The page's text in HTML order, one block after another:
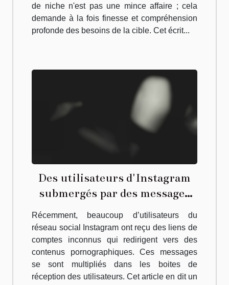
de niche n'est pas une mince affaire ; cela
demande à la fois finesse et compréhension
profonde des besoins de la cible. Cet écrit...
Des utilisateurs d'Instagram
submergés par des messages
pornographiques
Récemment, beaucoup d’utilisateurs du
réseau social Instagram ont reçu des liens de
comptes inconnus qui redirigent vers des
contenus pornographiques. Ces messages
se sont multipliés dans les boites de
réception des utilisateurs. Cet article en dit un